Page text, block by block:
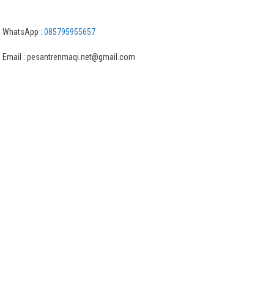
WhatsApp : 085795955657
Email : pesantrenmaqi.net@gmail.com